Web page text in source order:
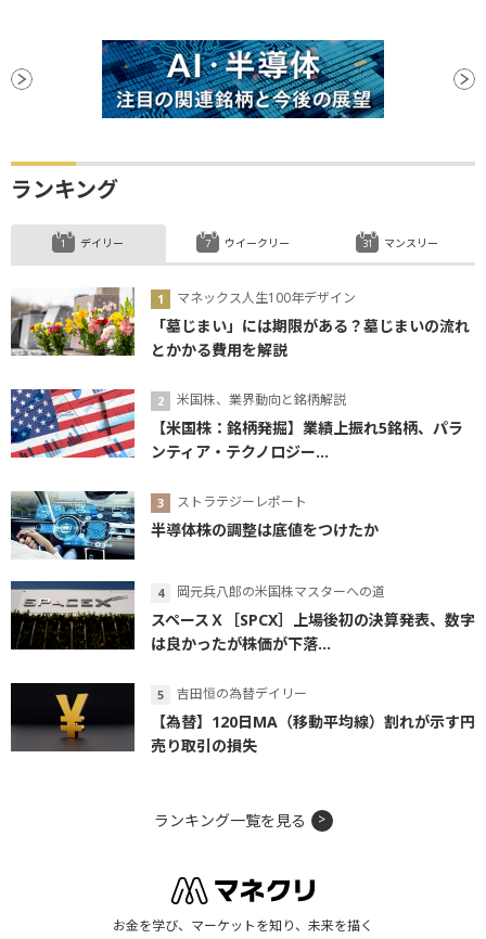
ランキング
デイリー
マネックス人生100年デザイン
「墓じまい」には期限がある？墓じまいの流れ
とかかる費用を解説
米国株、業界動向と銘柄解説
【米国株：銘柄発掘】業績上振れ5銘柄、パラ
ンティア・テクノロジー...
ストラテジーレポート
半導体株の調整は底値をつけたか
岡元兵八郎の米国株マスターへの道
スペースＸ［SPCX］上場後初の決算発表、数字
は良かったが株価が下落...
吉田恒の為替デイリー
【為替】120日MA（移動平均線）割れが示す円
売り取引の損失
ウイークリー マンスリー
ランキング一覧を見る
お金を学び、マーケットを知り、未来を描く